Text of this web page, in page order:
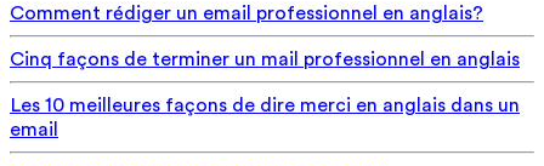
Comment rédiger un email professionnel en anglais?
Cinq façons de terminer un mail professionnel en anglais
Les 10 meilleures façons de dire merci en anglais dans un
email